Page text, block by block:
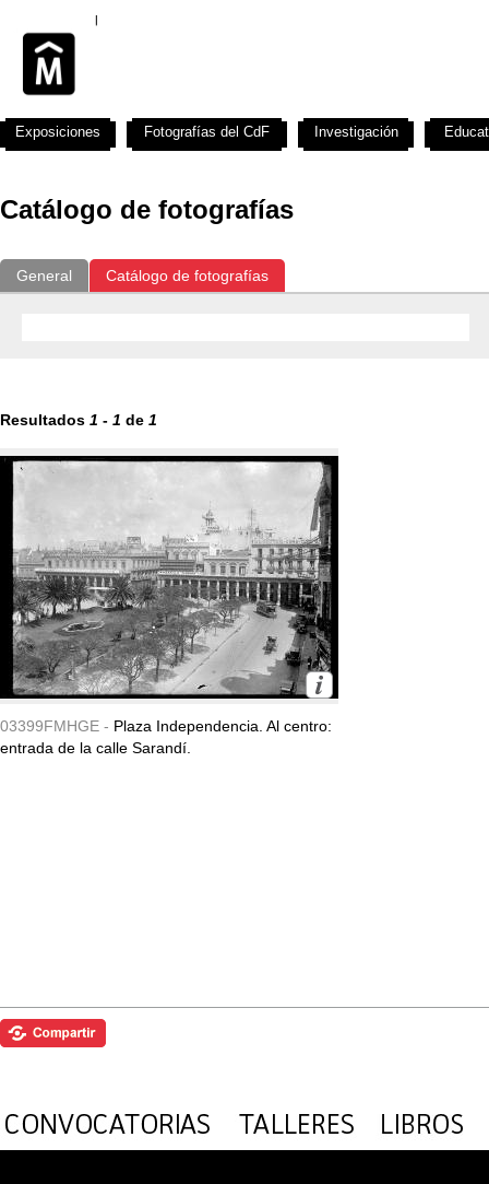
Catálogo de fotografías
General Catálogo de fotografías
Resultados 1 - 1 de 1
03399FMHGE - Plaza Independencia. Al centro:
entrada de la calle Sarandí.
Exposiciones Fotografías del CdF Investigación